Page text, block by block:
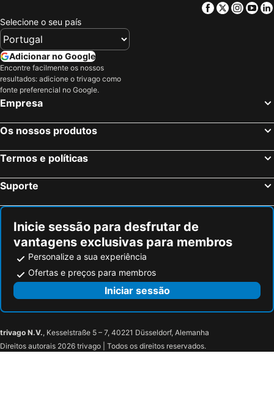
Facebook
Twitter
Selecione o seu país
Adicionar no Google
Encontre facilmente os nossos
resultados: adicione o trivago como
fonte preferencial no Google.
Empresa
Os nossos produtos
Termos e políticas
Suporte
Inicie sessão para desfrutar de
vantagens exclusivas para membros
Personalize a sua experiência
Ofertas e preços para membros
Iniciar sessão
trivago N.V., Kesselstraße 5 – 7, 40221 Düsseldorf, Alemanha
Direitos autorais 2026 trivago | Todos os direitos reservados.